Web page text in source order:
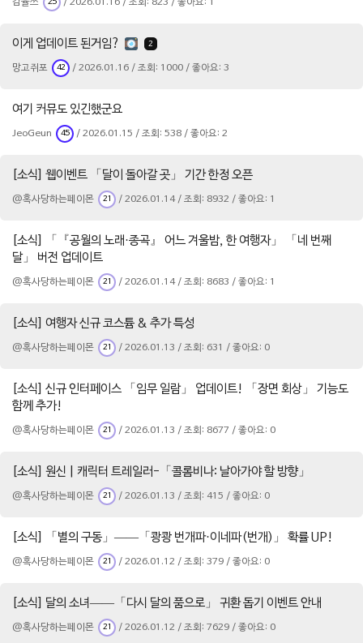
감율쓰 25 / 2026.01.16 / 조회: 823 / 좋아요: 1
이게 업데이트 된거임? 2
망고쥐포 42 / 2026.01.16 / 조회: 1000 / 좋아요: 3
여기 커뮤도 있긴했군요
JeoGeun 45 / 2026.01.15 / 조회: 538 / 좋아요: 2
[소식] 웹이벤트 「달이 돌아갈 곳」 기간 한정 오픈
@혹사당하는페이몬 21 / 2026.01.14 / 조회: 8932 / 좋아요: 1
[소식] 「『공월의 노래·종곡』 어느 겨울밤, 한 여행자」 「네 번째
달」 버전 업데이트
@혹사당하는페이몬 21 / 2026.01.14 / 조회: 8683 / 좋아요: 1
[소식] 여행자 신규 코스튬 & 추가 특성
@혹사당하는페이몬 21 / 2026.01.13 / 조회: 631 / 좋아요: 0
[소식] 신규 인터페이스 「임무 일람」 업데이트! 「장면 회상」 기능도
함께 추가!
@혹사당하는페이몬 21 / 2026.01.13 / 조회: 8677 / 좋아요: 0
[소식] 원신 | 캐릭터 트레일러-「콜롬비나: 날아가야 할 방향」
@혹사당하는페이몬 21 / 2026.01.13 / 조회: 415 / 좋아요: 0
[소식] 「별의 구동」——「쾅쾅 번개파·이네파(번개)」 확률 UP!
@혹사당하는페이몬 21 / 2026.01.12 / 조회: 379 / 좋아요: 0
[소식] 달의 소녀——「다시 달의 품으로」 귀환 돕기 이벤트 안내
@혹사당하는페이몬 21 / 2026.01.12 / 조회: 7629 / 좋아요: 0